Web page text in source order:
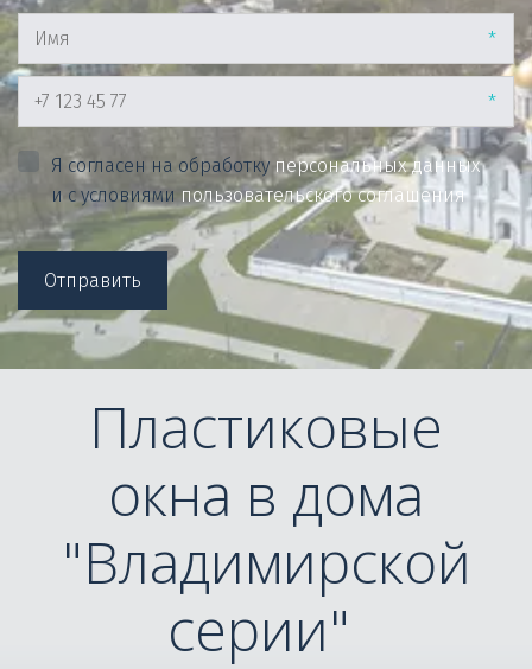
*
*
Я согласен на обработку персональных данных
и с условиями пользовательского соглашения
Отправить
Пластиковые
окна в дома
"Владимирской
серии"